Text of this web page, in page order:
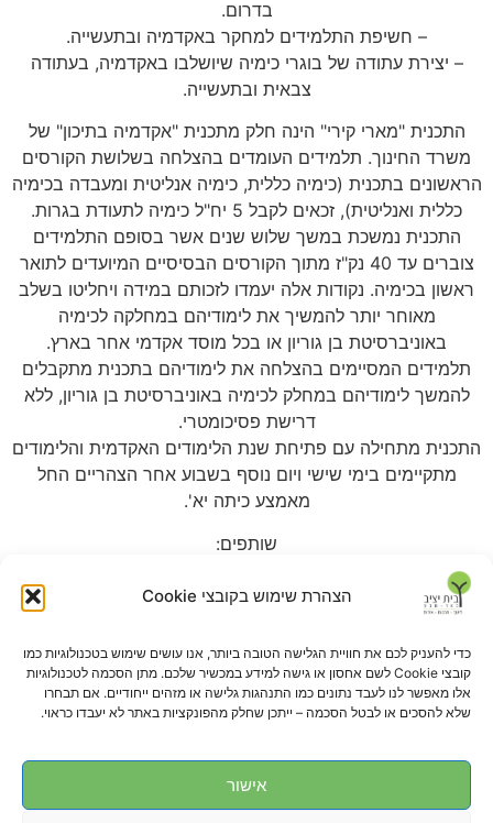
הצהרת שימוש בקובצי Cookie
כדי להעניק לכם את חוויית הגלישה הטובה ביותר, אנו עושים שימוש בטכנולוגיות כמו
קובצי Cookie לשם אחסון או גישה למידע במכשיר שלכם. מתן הסכמה לטכנולוגיות
אלו מאפשר לנו לעבד נתונים כמו התנהגות גלישה או מזהים ייחודיים. אם תבחרו
שלא להסכים או לבטל הסכמה – ייתכן שחלק מהפונקציות באתר לא יעבדו כראוי.
אישור
בדרום.
– חשיפת התלמידים למחקר באקדמיה ובתעשייה.
– יצירת עתודה של בוגרי כימיה שיושלבו באקדמיה, בעתודה
צבאית ובתעשייה.
התכנית "מארי קירי" הינה חלק מתכנית "אקדמיה בתיכון" של
משרד החינוך. תלמידים העומדים בהצלחה בשלושת הקורסים
הראשונים בתכנית (כימיה כללית, כימיה אנליטית ומעבדה בכימיה
כללית ואנליטית), זכאים לקבל 5 יח"ל כימיה לתעודת בגרות.
התכנית נמשכת במשך שלוש שנים אשר בסופם התלמידים
צוברים עד 40 נק"ז מתוך הקורסים הבסיסיים המיועדים לתואר
ראשון בכימיה. נקודות אלה יעמדו לזכותם במידה ויחליטו בשלב
מאוחר יותר להמשיך את לימודיהם במחלקה לכימיה
באוניברסיטת בן גוריון או בכל מוסד אקדמי אחר בארץ.
תלמידים המסיימים בהצלחה את לימודיהם בתכנית מתקבלים
להמשך לימודיהם במחלק לכימיה באוניברסיטת בן גוריון, ללא
דרישת פסיכומטרי.
התכנית מתחילה עם פתיחת שנת הלימודים האקדמית והלימודים
מתקיימים בימי שישי ויום נוסף בשבוע אחר הצהריים החל
מאמצע כיתה יא'.
שותפים:
התכנית פועלת בשיתוף פעולה עם עיריית באר שבע, חברת
"אדמה", אוניברסיטת בן גוריון- המחלקה לכימיה, מרכז חוסידמן,
עלינו ברשת